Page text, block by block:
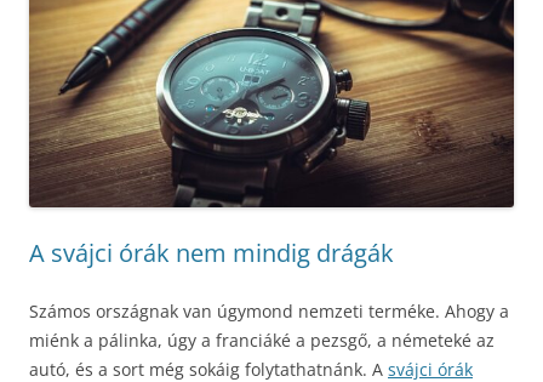
A svájci órák nem mindig drágák
Számos országnak van úgymond nemzeti terméke. Ahogy a
miénk a pálinka, úgy a franciáké a pezsgő, a németeké az
autó, és a sort még sokáig folytathatnánk. A svájci órák